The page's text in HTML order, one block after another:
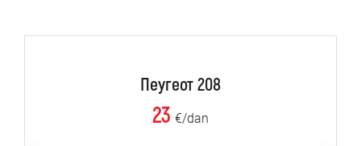
Пеугеот 208
23 €/dan